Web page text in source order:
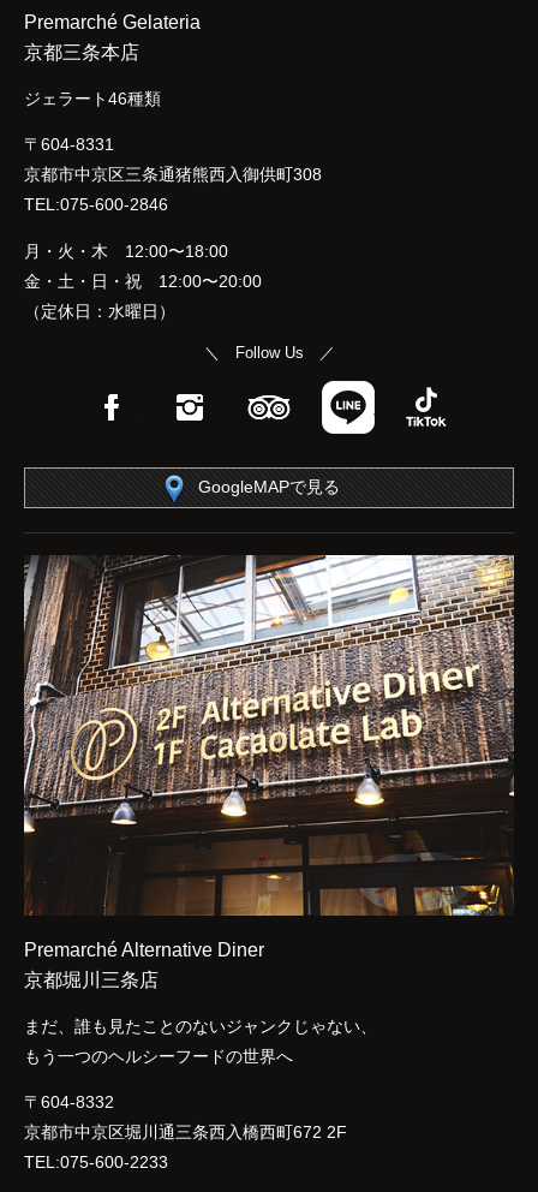
Premarché Gelateria
京都三条本店
ジェラート46種類
〒604-8331
京都市中京区三条通猪熊西入御供町308
TEL:075-600-2846
月・火・木 12:00〜18:00
金・土・日・祝 12:00〜20:00
（定休日：水曜日）
＼ Follow Us ／
FacebookInstagramTripAdvisor
LINE
GoogleMAPで見る
Premarché Alternative Diner
京都堀川三条店
まだ、誰も見たことのないジャンクじゃない、
もう一つのヘルシーフードの世界へ
〒604-8332
京都市中京区堀川通三条西入橋西町672 2F
TEL:075-600-2233